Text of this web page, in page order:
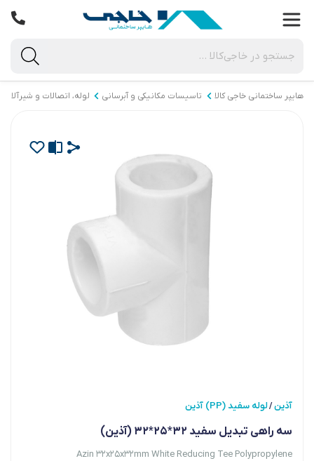
هایپر ساختمانی خاجی‌ کالا تاسیسات مکانیکی و آبرسانی لوله، اتصالات و شیرآلات
آذین/لوله سفید (PP) آذین
سه راهی تبدیل سفید 32*25*32 (آذین)
Azin 32x25x32mm White Reducing Tee Polypropylene